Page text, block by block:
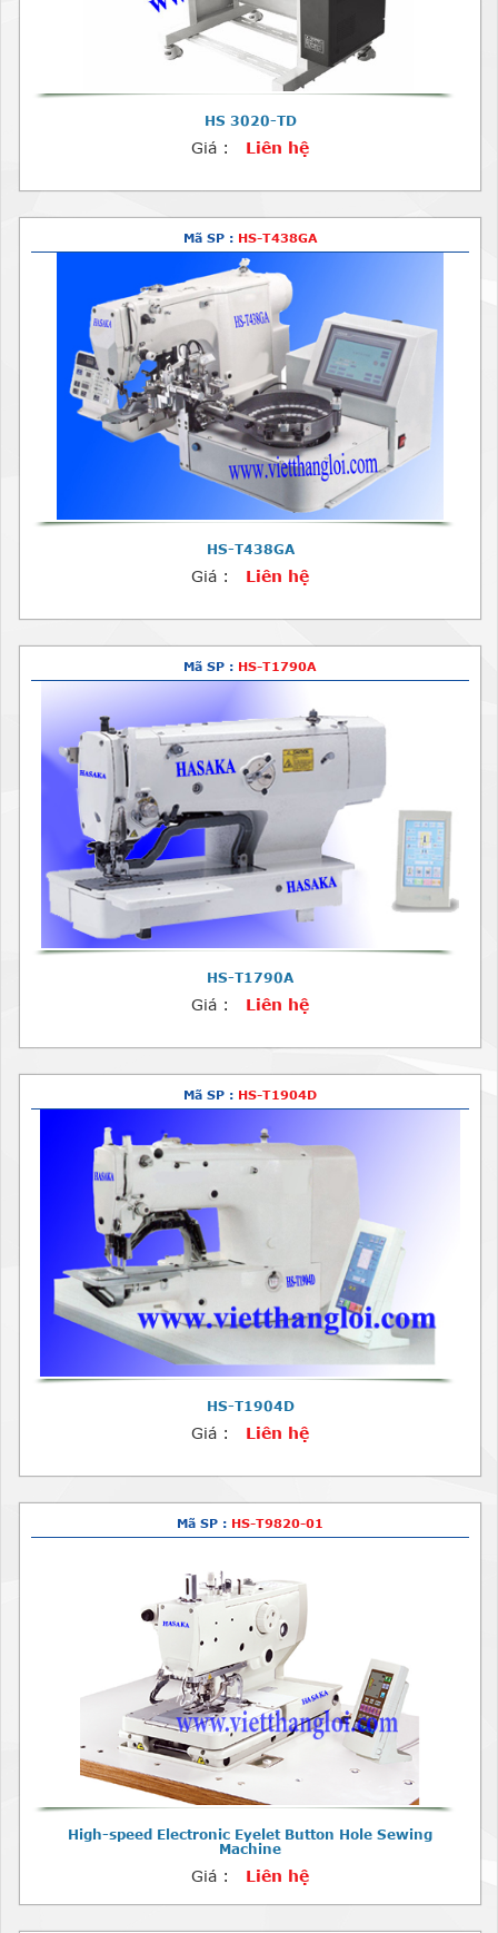
HS 3020-TD
Giá : Liên hệ
Mã SP : HS-T438GA
HS-T438GA
Giá : Liên hệ
Mã SP : HS-T1790A
HS-T1790A
Giá : Liên hệ
Mã SP : HS-T1904D
HS-T1904D
Giá : Liên hệ
Mã SP : HS-T9820-01
High-speed Electronic Eyelet Button Hole Sewing
Machine
Giá : Liên hệ